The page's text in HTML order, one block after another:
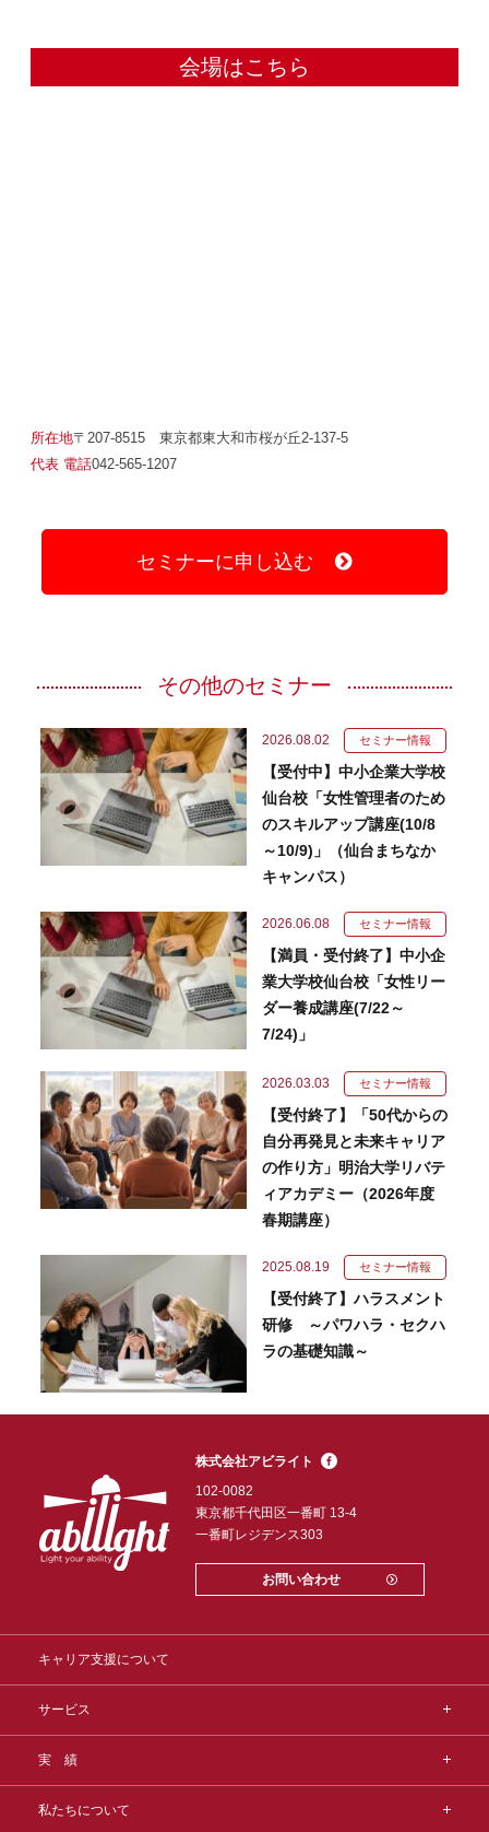
会場はこちら
所在地〒207-8515 東京都東大和市桜が丘2-137-5
代表 電話042-565-1207
セミナーに申し込む
その他のセミナー
2026.08.02 セミナー情報
【受付中】中小企業大学校
仙台校「女性管理者のため
のスキルアップ講座(10/8
～10/9)」（仙台まちなか
キャンパス）
2026.06.08 セミナー情報
【満員・受付終了】中小企
業大学校仙台校「女性リー
ダー養成講座(7/22～
7/24)」
2026.03.03 セミナー情報
【受付終了】「50代からの
自分再発見と未来キャリア
の作り方」明治大学リバテ
ィアカデミー（2026年度
春期講座）
2025.08.19 セミナー情報
【受付終了】ハラスメント
研修 ～パワハラ・セクハ
ラの基礎知識～
株式会社アビライト
102-0082
東京都千代田区一番町 13-4
一番町レジデンス303
お問い合わせ
キャリア支援について
サービス
実 績
私たちについて